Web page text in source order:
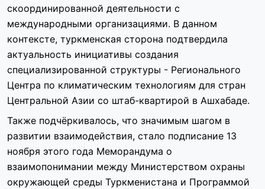
скоординированной деятельности с
международными организациями. В данном
контексте, туркменская сторона подтвердила
актуальность инициативы создания
специализированной структуры - Регионального
Центра по климатическим технологиям для стран
Центральной Азии со штаб-квартирой в Ашхабаде.
Также подчёркивалось, что значимым шагом в
развитии взаимодействия, стало подписание 13
ноября этого года Меморандума о
взаимопонимании между Министерством охраны
окружающей среды Туркменистана и Программой